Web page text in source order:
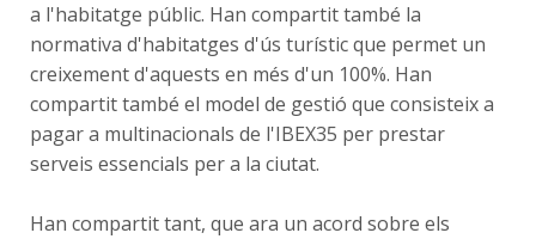
a l'habitatge públic. Han compartit també la
normativa d'habitatges d'ús turístic que permet un
creixement d'aquests en més d'un 100%. Han
compartit també el model de gestió que consisteix a
pagar a multinacionals de l'IBEX35 per prestar
serveis essencials per a la ciutat.
Han compartit tant, que ara un acord sobre els